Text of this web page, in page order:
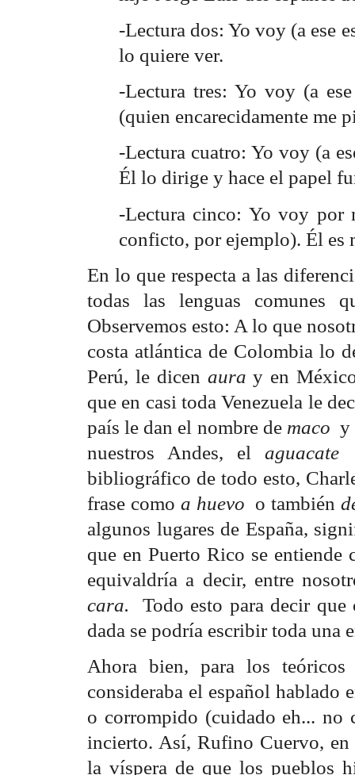
-Lectura dos: Yo voy (a ese
lo quiere ver.
-Lectura tres: Yo voy (a
(quien encarecidamente me
-Lectura cuatro: Yo voy (a
Él lo dirige y hace el papel
-Lectura cinco: Yo voy
conficto, por ejemplo). Él es
En lo que respecta a las
todas las lenguas comunes
Observemos esto: A lo que
costa atlántica de Colombia lo
Perú, le dicen aura y en
que en casi toda Venezuela le
país le dan el nombre de maco y
nuestros Andes, el
aguacate
bibliográfico de todo esto,
frase como  a huevo o también
algunos lugares de España,
que en Puerto Rico se
equivaldría a decir, entre
cara.
Todo esto para decir
dada se podría escribir toda una
Ahora bien, para los
consideraba el español hablado
o corrompido (cuidado eh... no
incierto. Así, Rufino Cuervo, en
la víspera de que los pueblos